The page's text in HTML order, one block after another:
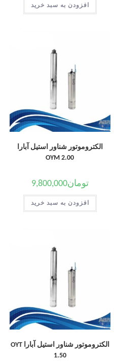
افزودن به سبد خرید
الکتروموتور شناور استیل آبارا
OYM 2.00
تومان9,800,000
افزودن به سبد خرید
الکتروموتور شناور استیل آبارا OYT
1.50